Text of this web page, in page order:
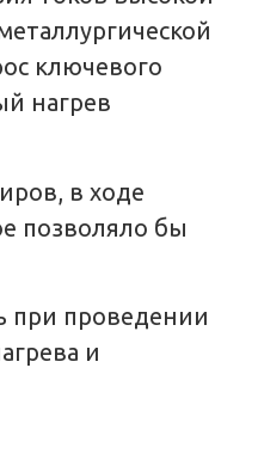
ключевого
нагрев
в ходе
позволяло бы
при проведении
и